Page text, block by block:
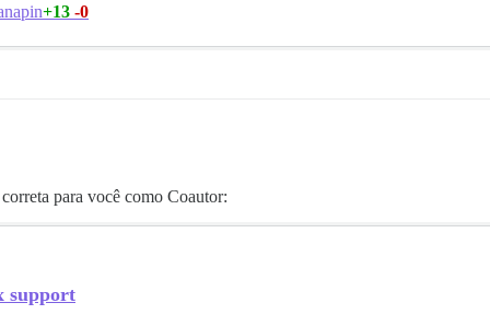
+13 -0
para você como Coautor:
support